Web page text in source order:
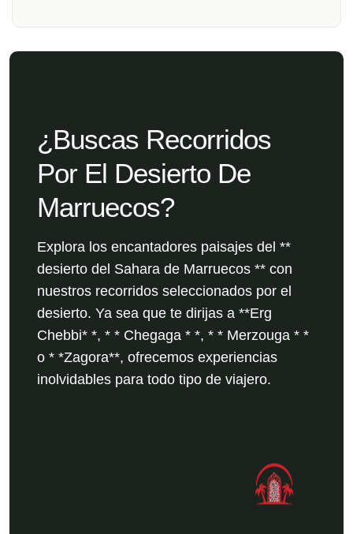
¿Buscas Recorridos
Por El Desierto De
Marruecos?
Explora los encantadores paisajes del **
desierto del Sahara de Marruecos ** con
nuestros recorridos seleccionados por el
desierto. Ya sea que te dirijas a **Erg
Chebbi* *, * * Chegaga * *, * * Merzouga * *
o * *Zagora**, ofrecemos experiencias
inolvidables para todo tipo de viajero.